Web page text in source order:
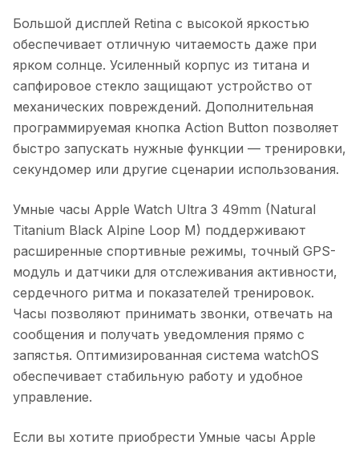
Большой дисплей Retina с высокой яркостью
обеспечивает отличную читаемость даже при
ярком солнце. Усиленный корпус из титана и
сапфировое стекло защищают устройство от
механических повреждений. Дополнительная
программируемая кнопка Action Button позволяет
быстро запускать нужные функции — тренировки,
секундомер или другие сценарии использования.
Умные часы Apple Watch Ultra 3 49mm (Natural
Titanium Black Alpine Loop M) поддерживают
расширенные спортивные режимы, точный GPS-
модуль и датчики для отслеживания активности,
сердечного ритма и показателей тренировок.
Часы позволяют принимать звонки, отвечать на
сообщения и получать уведомления прямо с
запястья. Оптимизированная система watchOS
обеспечивает стабильную работу и удобное
управление.
Если вы хотите приобрести Умные часы Apple